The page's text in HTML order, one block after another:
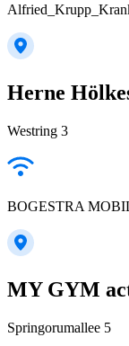
Herne
Westring 3
BOGESTRA
MY GYM
Springorumallee 5